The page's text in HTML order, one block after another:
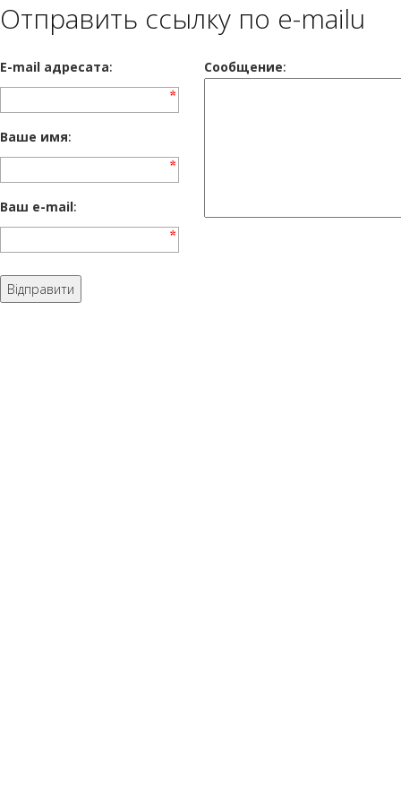
Отправить ссылку по e-mailu
E-mail адресата: Сообщение:
Ваше имя:
Ваш e-mail: